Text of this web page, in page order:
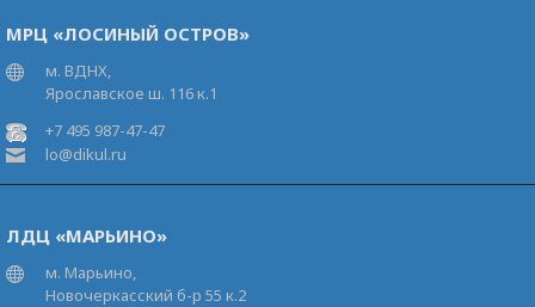
МРЦ «ЛОСИНЫЙ ОСТРОВ»
м. ВДНХ,
Ярославское ш. 116 к.1
+7 495 987-47-47
lo@dikul.ru
ЛДЦ «МАРЬИНО»
м. Марьино,
Новочеркасский б-р 55 к.2